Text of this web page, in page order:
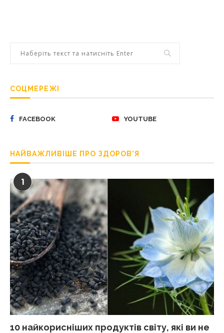
СОЦМЕРЕЖІ
FACEBOOK YOUTUBE
НАЙВАЖЛИВІШЕ ПРО ЗДОРОВ’Я
1
10 найкорисніших продуктів світу, які ви не